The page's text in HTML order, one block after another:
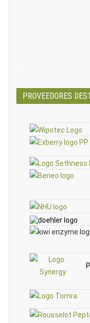
PROVEEDORES